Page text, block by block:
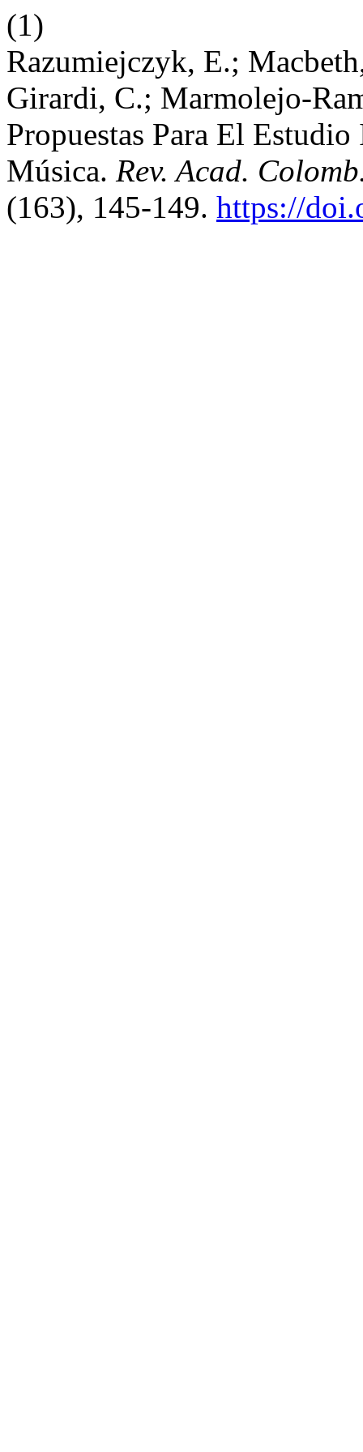
(1)
Razumiejczyk, E.;
Girardi, C.; Marmolejo-
Propuestas Para El
Música. Rev. Acad.
(163), 145-149. https://